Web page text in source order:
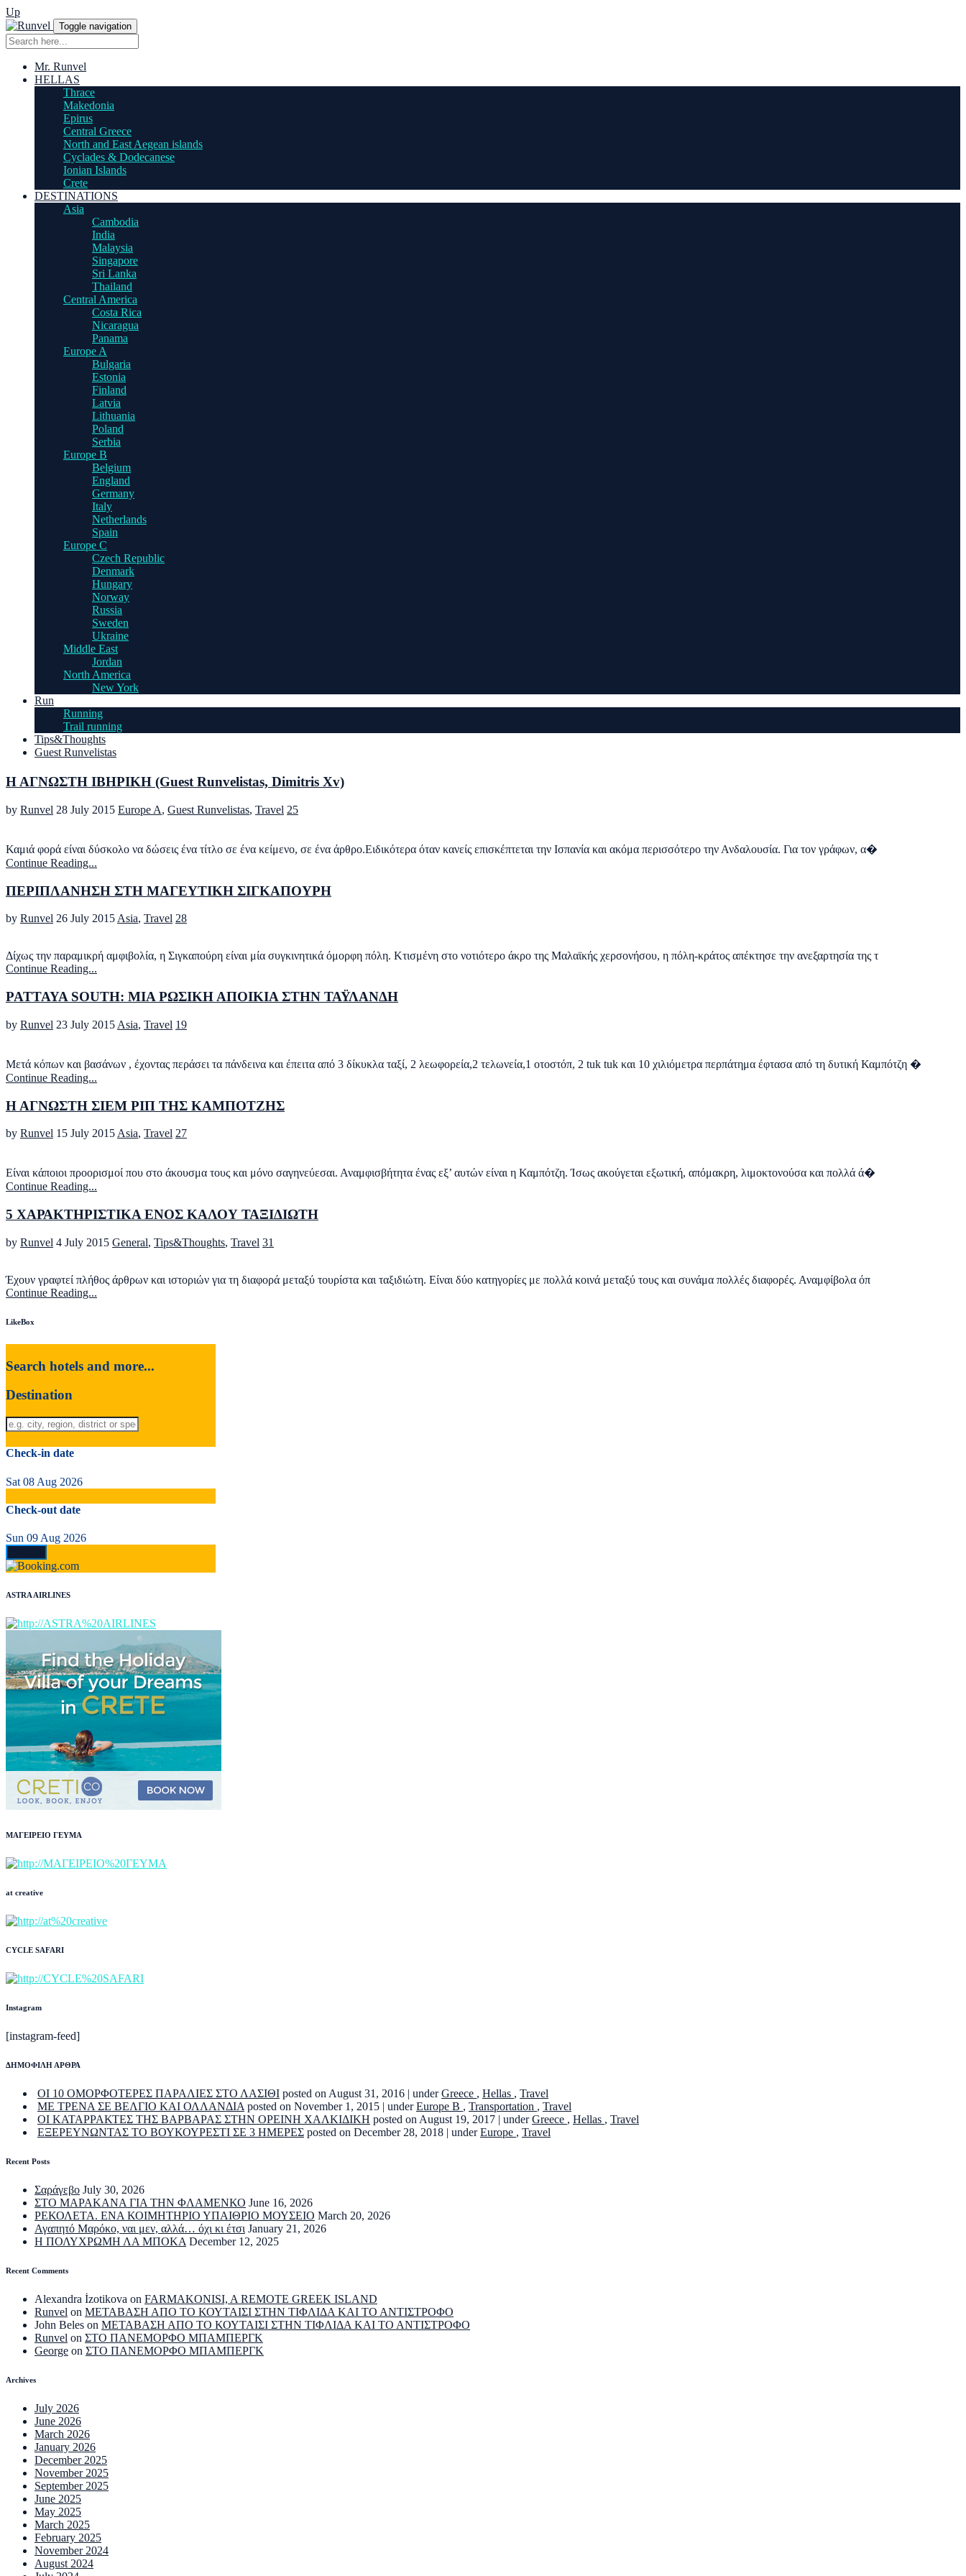
Up
Toggle navigation
Mr. Runvel
HELLAS
Thrace
Makedonia
Epirus
Central Greece
North and East Aegean islands
Cyclades & Dodecanese
Ionian Islands
Crete
DESTINATIONS
Asia
Cambodia
India
Malaysia
Singapore
Sri Lanka
Thailand
Central America
Costa Rica
Nicaragua
Panama
Europe A
Bulgaria
Estonia
Finland
Latvia
Lithuania
Poland
Serbia
Europe B
Belgium
England
Germany
Italy
Netherlands
Spain
Europe C
Czech Republic
Denmark
Hungary
Norway
Russia
Sweden
Ukraine
Middle East
Jordan
North America
New York
Run
Running
Trail running
Tips&Thoughts
Guest Runvelistas
Η ΑΓΝΩΣΤΗ ΙΒΗΡΙΚΗ (Guest Runvelistas, Dimitris Xv)
by Runvel 28 July 2015 Europe A, Guest Runvelistas, Travel 25
Καμιά φορά είναι δύσκολο να δώσεις ένα τίτλο σε ένα κείμενο, σε ένα άρθρο.Ειδικότερα όταν κανείς επισκέπτεται την Ισπανία και ακόμα περισσότερο την Ανδαλουσία. Για τον γράφων, α�
Continue Reading...
ΠΕΡΙΠΛΑΝΗΣΗ ΣΤΗ ΜΑΓΕΥΤΙΚΗ ΣIΓΚΑΠΟΥΡΗ
by Runvel 26 July 2015Asia, Travel 28
Δίχως την παραμικρή αμφιβολία, η Σιγκαπούρη είναι μία συγκινητικά όμορφη πόλη. Κτισμένη στο νοτιότερο άκρο της Μαλαϊκής χερσονήσου, η πόλη-κράτος απέκτησε την ανεξαρτησία της τ
Continue Reading...
PATTAYA SOUTH: ΜΙΑ ΡΩΣΙΚΗ ΑΠΟΙΚΙΑ ΣΤΗΝ ΤΑΫΛΑΝΔΗ
by Runvel 23 July 2015 Asia, Travel 19
Μετά κόπων και βασάνων , έχοντας περάσει τα πάνδεινα και έπειτα από 3 δίκυκλα ταξί, 2 λεωφορεία,2 τελωνεία,1 οτοστόπ, 2 tuk tuk και 10 χιλιόμετρα περπάτημα έφτασα από τη δυτική Καμπότζη �
Continue Reading...
Η ΑΓΝΩΣΤΗ ΣΙΕΜ ΡΙΠ ΤΗΣ ΚΑΜΠΟΤΖΗΣ
by Runvel 15 July 2015 Asia, Travel 27
Είναι κάποιοι προορισμοί που στο άκουσμα τους και μόνο σαγηνεύεσαι. Αναμφισβήτητα ένας εξ’ αυτών είναι η Καμπότζη. Ίσως ακούγεται εξωτική, απόμακρη, λιμοκτονούσα και πολλά ά�
Continue Reading...
5 ΧΑΡΑΚΤΗΡΙΣΤΙΚΑ ΕΝΟΣ ΚΑΛΟΥ ΤΑΞΙΔΙΩΤΗ
by Runvel 4 July 2015 General, Tips&Thoughts, Travel 31
Έχουν γραφτεί πλήθος άρθρων και ιστοριών για τη διαφορά μεταξύ τουρίστα και ταξιδιώτη. Είναι δύο κατηγορίες με πολλά κοινά μεταξύ τους και συνάμα πολλές διαφορές. Αναμφίβολα όπ
Continue Reading...
LikeBox
Search hotels and more...
Destination
Check-in date
Sat 08 Aug 2026
Check-out date
Sun 09 Aug 2026
ASTRA AIRLINES
ΜΑΓΕΙΡΕΙΟ ΓΕΥΜΑ
at creative
CYCLE SAFARI
Instagram
[instagram-feed]
ΔΗΜΟΦΙΛΗ ΑΡΘΡΑ
ΟΙ 10 ΟΜΟΡΦΟΤΕΡΕΣ ΠΑΡΑΛΙΕΣ ΣΤΟ ΛΑΣΙΘΙ posted on August 31, 2016 | underGreece , Hellas , Travel
ΜΕ ΤΡΕΝΑ ΣΕ ΒΕΛΓΙΟ ΚΑΙ ΟΛΛΑΝΔΙΑ posted on November 1, 2015 | underEurope B , Transportation , Travel
ΟΙ ΚΑΤΑΡΡΑΚΤΕΣ ΤΗΣ ΒΑΡΒΑΡΑΣ ΣΤΗΝ ΟΡΕΙΝΗ ΧΑΛΚΙΔΙΚΗ posted on August 19, 2017 | underGreece , Hellas , Travel
ΕΞΕΡΕΥΝΩΝΤΑΣ ΤΟ ΒΟΥΚΟΥΡΕΣΤΙ ΣΕ 3 ΗΜΕΡΕΣ posted on December 28, 2018 | underEurope , Travel
Recent Posts
Σαράγεβο July 30, 2026
ΣΤΟ ΜΑΡΑΚΑΝΑ ΓΙΑ ΤΗΝ ΦΛΑΜΕΝΚΟ June 16, 2026
ΡΕΚΟΛΕΤΑ. ΕΝΑ ΚΟΙΜΗΤΗΡΙΟ ΥΠΑΙΘΡΙΟ ΜΟΥΣΕΙΟ March 20, 2026
Αγαπητό Μαρόκο, ναι μεν, αλλά… όχι κι έτσι January 21, 2026
Η ΠΟΛΥΧΡΩΜΗ ΛΑ ΜΠΟΚΑ December 12, 2025
Recent Comments
Alexandra İzotikova on FARMAKONISI, A REMOTE GREEK ISLAND
Runvel on ΜΕΤΑΒΑΣΗ ΑΠΟ ΤΟ ΚΟΥΤΑΙΣΙ ΣΤΗΝ ΤΙΦΛΙΔΑ ΚΑΙ ΤΟ ΑΝΤΙΣΤΡΟΦΟ
John Beles on ΜΕΤΑΒΑΣΗ ΑΠΟ ΤΟ ΚΟΥΤΑΙΣΙ ΣΤΗΝ ΤΙΦΛΙΔΑ ΚΑΙ ΤΟ ΑΝΤΙΣΤΡΟΦΟ
Runvel on ΣΤΟ ΠΑΝΕΜΟΡΦΟ ΜΠΑΜΠΕΡΓΚ
George on ΣΤΟ ΠΑΝΕΜΟΡΦΟ ΜΠΑΜΠΕΡΓΚ
Archives
July 2026
June 2026
March 2026
January 2026
December 2025
November 2025
September 2025
June 2025
May 2025
March 2025
February 2025
November 2024
August 2024